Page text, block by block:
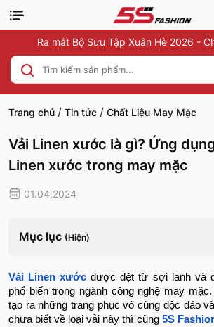
Ra mắt Bộ Sưu Tập Xuân Hè 2026 -
Trang chủ / Tin tức / Chất Liệu May Mặc
Vải Linen xước là gì? Ứng
Linen xước trong may mặc
01.04.2024
Mục lục (Hiện)
Vải Linen xước được dệt từ sợi lanh và
phổ biến trong ngành công nghệ may
tạo ra những trang phục vô cùng độc đáo
chưa biết về loại vải này thì cũng 5S